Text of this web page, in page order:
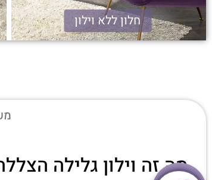
חלון ללא וילון
מה זה וילון גלילה